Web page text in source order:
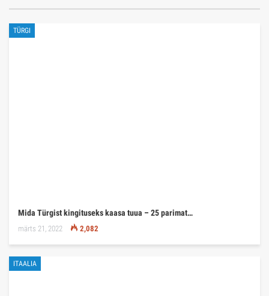
TÜRGI
Mida Türgist kingituseks kaasa tuua – 25 parimat…
märts 21, 2022 2,082
ITAALIA